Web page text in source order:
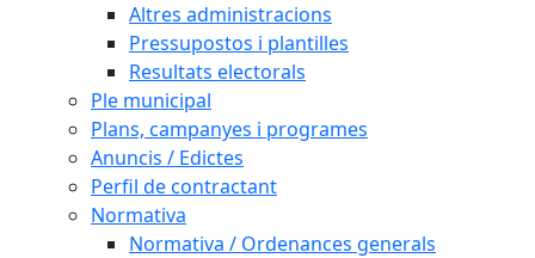
Altres administracions
Pressupostos i plantilles
Resultats electorals
Ple municipal
Plans, campanyes i programes
Anuncis / Edictes
Perfil de contractant
Normativa
Normativa / Ordenances generals